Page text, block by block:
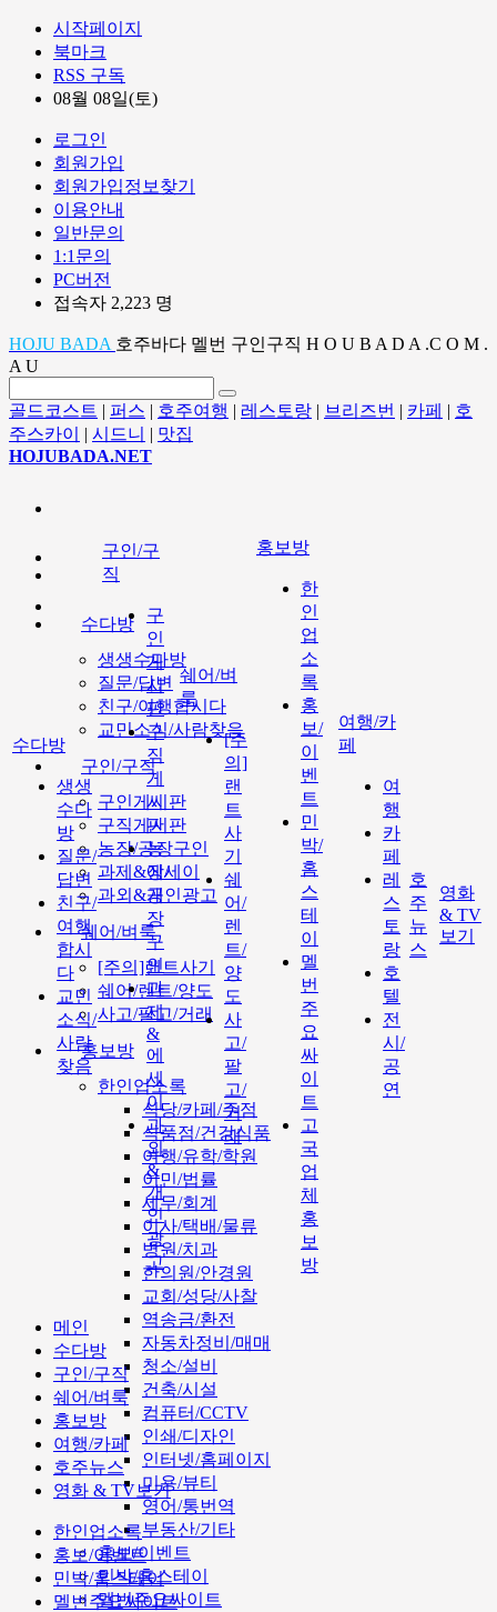
시작페이지
북마크
RSS 구독
08월 08일(토)
로그인
회원가입
회원가입정보찾기
이용안내
일반문의
1:1문의
PC버전
접속자 2,223 명
HOJU BADA 호주바다 멜번 구인구직 H O U B A D A .C O M .
A U
골드코스트 | 퍼스 | 호주여행 | 레스토랑 | 브리즈번 | 카페 | 호
주스카이
| 시드니 | 맛집
HOJUBADA.NET
수다방
생생수다방
질문/답변
친구/여행합시다
교민소식/사람찾음
구인/구직
구인게시판
구직게시판
농장/공장구인
과제&에세이
과외&개인광고
쉐어/벼룩
[주의]랜트사기
쉐어/렌트/양도
사고/팔고/거래
홍보방
한인업소록
식당/카페/주점
식품점/건강식품
여행/유학/학원
이민/법률
세무/회계
이사/택배/물류
병원/치과
한의원/안경원
교회/성당/사찰
역송금/환전
자동차정비/매매
청소/설비
건축/시설
컴퓨터/CCTV
인쇄/디자인
인터넷/홈페이지
미용/뷰티
영어/통번역
부동산/기타
홍보/이벤트
민박/홈스테이
멜번주요싸이트
수다방
생생
수다
방
질문/
답변
친구/
여행
합시
다
교민
소식/
사람
찾음
구인/구
직
구
인
게
시
판
구
직
게
시
판
농
장/
공
장
구
인
과
제
&
에
세
이
과
외
&
개
인
광
고
쉐어/벼
룩
[주
의]
랜
트
사
기
쉐
어/
렌
트/
양
도
사
고/
팔
고/
거
래
홍보방
한
인
업
소
록
홍
보/
이
벤
트
민
박/
홈
스
테
이
멜
번
주
요
싸
이
트
고
국
업
체
홍
보
방
여행/카
페
여
행
카
페
레
스
토
랑
호
텔
전
시/
공
연
호
주
뉴
스
영화
& TV
보기
메인
수다방
구인/구직
쉐어/벼룩
홍보방
여행/카페
호주뉴스
영화 & TV보기
한인업소록
홍보/이벤트
민박/홈스테이
멜번주요싸이트